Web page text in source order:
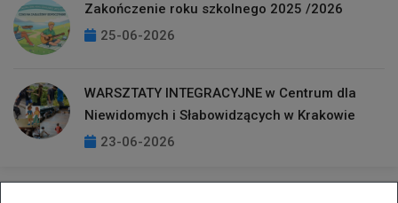
Zakończenie roku szkolnego 2025 /2026
25-06-2026
WARSZTATY INTEGRACYJNE w Centrum dla
Niewidomych i Słabowidzących w Krakowie
23-06-2026